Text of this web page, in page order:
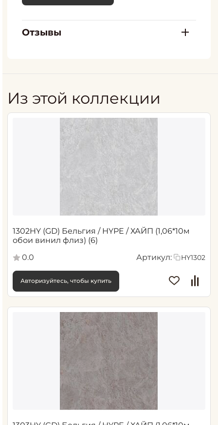
Отзывы
Из этой коллекции
1302HY (GD) Бельгия / HYPE / ХАЙП (1,06*10м
обои винил флиз) (6)
0.0
Артикул: HY1302
Авторизуйтесь, чтобы купить